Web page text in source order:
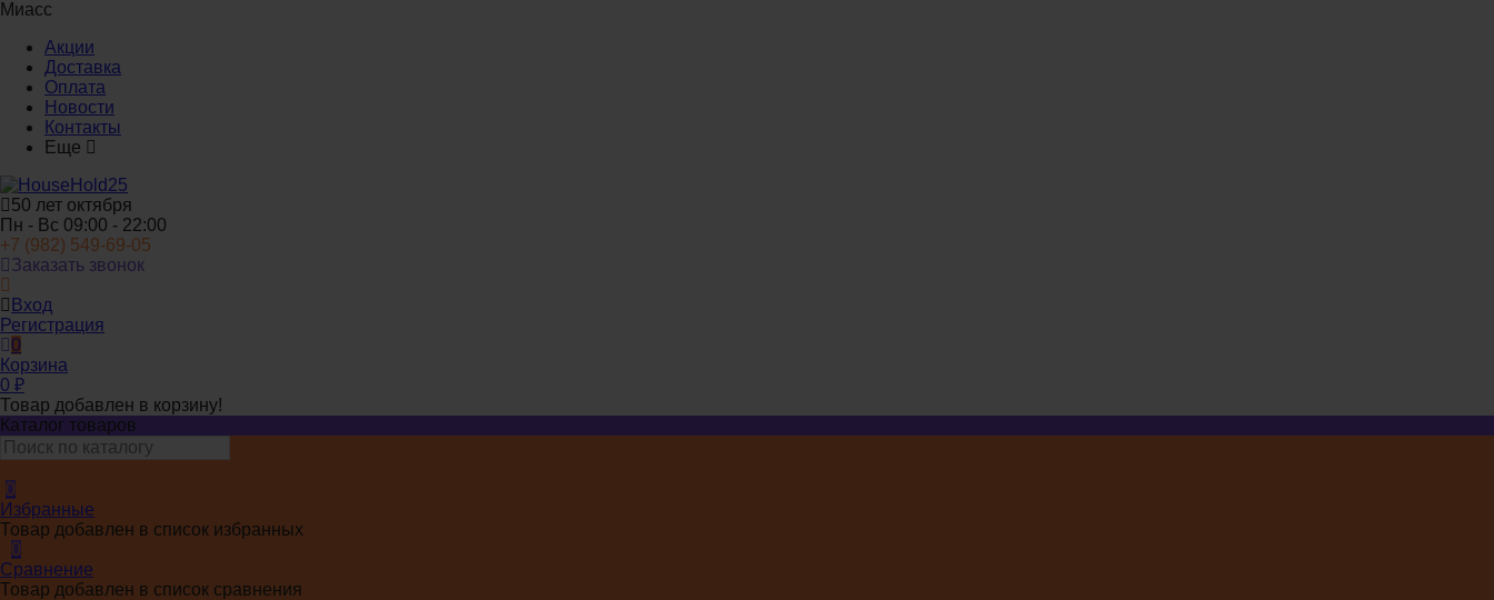
Миасс
Акции
Доставка
Оплата
Новости
Контакты
Еще
50 лет октября
Пн - Вс 09:00 - 22:00
+7 (982) 549-69-05
Заказать звонок
Вход
Регистрация
0
Корзина
0 ₽
Товар добавлен в корзину!
Каталог товаров
0
Избранные
Товар добавлен в список избранных
0
Сравнение
Товар добавлен в список сравнения